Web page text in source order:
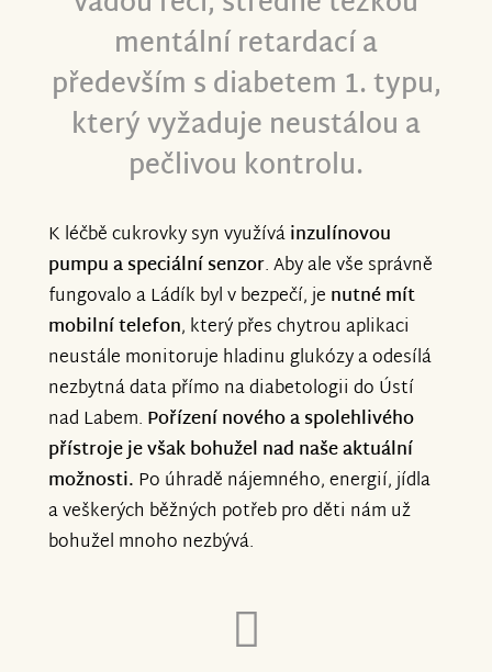
mentální retardací a
především s diabetem 1. typu,
který vyžaduje neustálou a
pečlivou kontrolu.
K léčbě cukrovky syn využíváinzulínovou
pumpu a speciální senzor. Aby ale vše správně
fungovalo a Ládík byl v bezpečí, je nutné mít
mobilní telefon, který přes chytrou aplikaci
neustále monitoruje hladinu glukózy a odesílá
nezbytná data přímo na diabetologii do Ústí
nad Labem. Pořízení nového a spolehlivého
přístroje je však bohužel nad naše aktuální
možnosti. Po úhradě nájemného, energií, jídla
a veškerých běžných potřeb pro děti nám už
bohužel mnoho nezbývá.